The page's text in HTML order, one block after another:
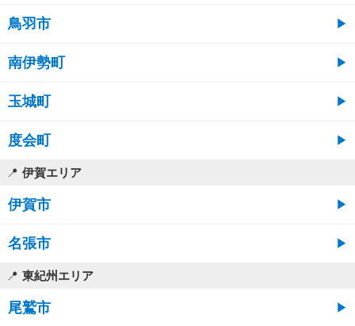
鳥羽市
南伊勢町
玉城町
度会町
伊賀エリア
伊賀市
名張市
東紀州エリア
尾鷲市